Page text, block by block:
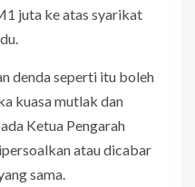
juta ke atas syarikat
denda seperti itu boleh
kuasa mutlak dan
Ketua Pengarah
atau dicabar
sama.